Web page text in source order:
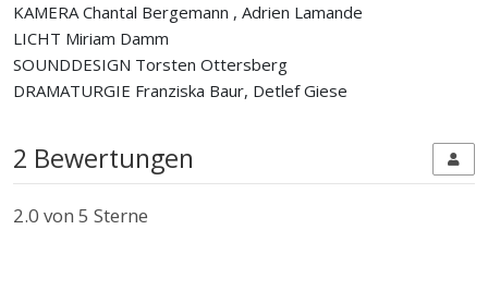
KAMERA Chantal Bergemann , Adrien Lamande
LICHT Miriam Damm
SOUNDDESIGN Torsten Ottersberg
DRAMATURGIE Franziska Baur, Detlef Giese
2 Bewertungen
2.0 von 5 Sterne